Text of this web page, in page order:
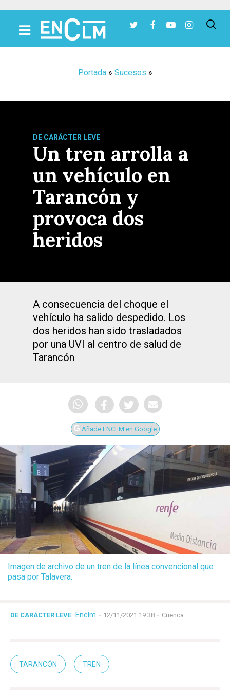
Portada» Sucesos »
DE CARÁCTER LEVE
Un tren arrolla a
un vehículo en
Tarancón y
provoca dos
heridos
A consecuencia del choque el
vehículo ha salido despedido. Los
dos heridos han sido trasladados
por una UVI al centro de salud de
Tarancón
Añade ENCLM en Google
Imagen de archivo de un tren de la línea convencional que
pasa por Talavera.
DE CARÁCTER LEVE Enclm - 12/11/2021 19:38 - Cuenca
TARANCÓN TREN